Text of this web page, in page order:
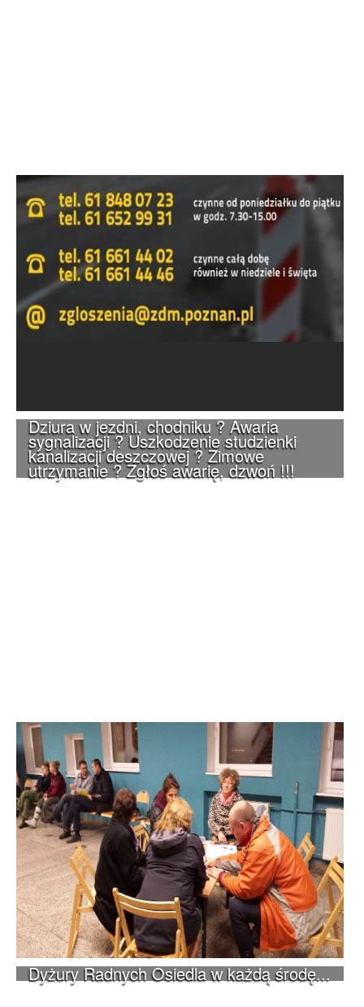
Dziura w jezdni, chodniku ? Awaria
sygnalizacji ? Uszkodzenie studzienki
kanalizacji deszczowej ? Zimowe
utrzymanie ? Zgłoś awarię, dzwoń !!!
Dyżury Radnych Osiedla w każdą środę...